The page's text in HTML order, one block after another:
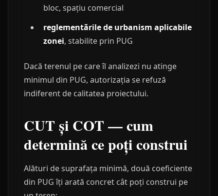
bloc, spațiu comercial
reglementările de urbanism aplicabile
zonei, stabilite prin PUG
Dacă terenul pe care îl analizezi nu atinge
minimul din PUG, autorizația se refuză
indiferent de calitatea proiectului.
CUT și COT — cum
determină ce poți construi
Alături de suprafața minimă, două coeficiente
din PUG îți arată concret cât poți construi pe